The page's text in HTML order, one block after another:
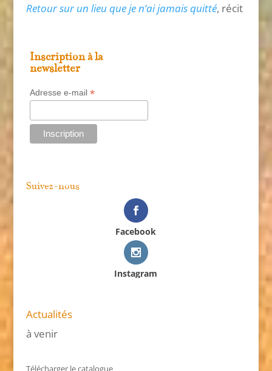
Retour sur un lieu que je n’ai jamais quitté, récit
Inscription à la
newsletter
Adresse e-mail *
Suivez-nous
Facebook
Instagram
Actualités
à venir
Télécharger le catalogue